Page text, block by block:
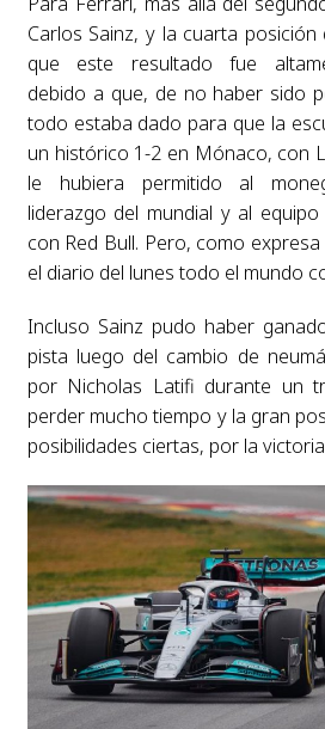
Carlos Sainz, y la cuarta
que este resultado fue
debido a que, de no haber sido
todo estaba dado para que la
un histórico 1-2 en Mónaco, con
le hubiera permitido al
liderazgo del mundial y al
con Red Bull. Pero, como
el diario del lunes todo el mundo
Incluso Sainz pudo haber
pista luego del cambio de
por Nicholas Latifi durante un
perder mucho tiempo y la gran
posibilidades ciertas, por la